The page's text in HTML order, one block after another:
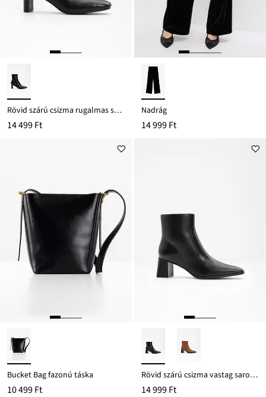
Rövid szárú csizma rugalmas szárral
14 499 Ft
Nadrág
14 999 Ft
Bucket Bag fazonú táska
10 499 Ft
Rövid szárú csizma vastag sarokkal
14 999 Ft